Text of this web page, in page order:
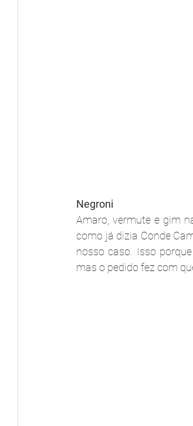
Negroni
Amaro, vermute e gim
como já dizia Conde
nosso caso. Isso
mas o pedido fez com